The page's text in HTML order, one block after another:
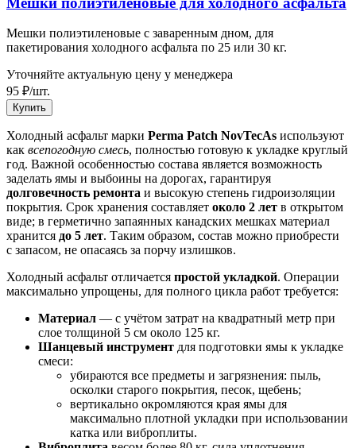
Мешки полиэтиленовые с заваренным дном, для
пакетирования холодного асфальта по 25 или 30 кг.
Уточняйте актуальную цену у менеджера
95 ₽/шт.
Купить
Холодный асфальт марки Perma Patch NovTecAs используют
как всепогодную смесь, полностью готовую к укладке круглый
год. Важной особенностью состава является возможность
заделать ямы и выбоины на дорогах, гарантируя
долговечность ремонта и высокую степень гидроизоляции
покрытия. Срок хранения составляет около 2 лет в открытом
виде; в герметично запаянных канадских мешках материал
хранится до 5 лет. Таким образом, состав можно приобрести
с запасом, не опасаясь за порчу излишков.
Холодный асфальт отличается простой укладкой. Операции
максимально упрощены, для полного цикла работ требуется:
Материал — с учётом затрат на квадратный метр при
слое толщиной 5 см около 125 кг.
Шанцевый инструмент для подготовки ямы к укладке
смеси:
убираются все предметы и загрязнения: пыль,
осколки старого покрытия, песок, щебень;
вертикально окромляются края ямы для
максимально плотной укладки при использовании
катка или виброплиты.